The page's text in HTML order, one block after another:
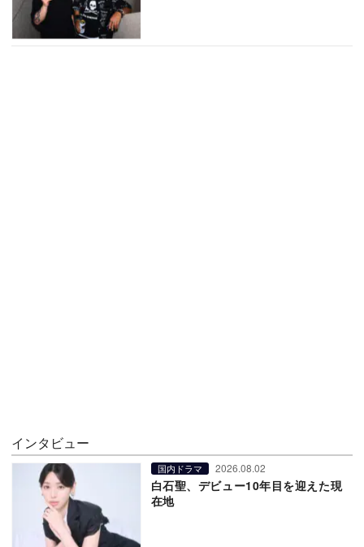
インタビュー
国内ドラマ 2026.08.02
白石聖、デビュー10年目を迎えた現
在地